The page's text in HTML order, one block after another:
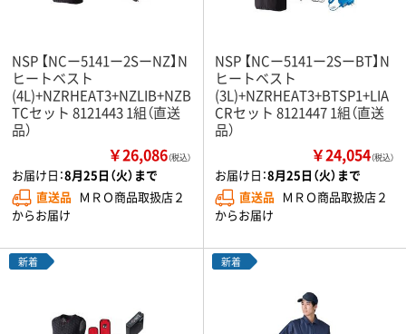
NSP 【NCー5141ー2SーNZ】N
ヒートベスト
(4L)+NZRHEAT3+NZLIB+NZB
TCセット 8121443 1組（直送
品）
￥26,086（税込）
お届け日：8月25日（火）まで
直送品 ＭＲＯ商品取扱店２
からお届け
NSP 【NCー5141ー2SーBT】N
ヒートベスト
(3L)+NZRHEAT3+BTSP1+LIA
CRセット 8121447 1組（直送
品）
￥24,054（税込）
お届け日：8月25日（火）まで
直送品 ＭＲＯ商品取扱店２
からお届け
新着 新着